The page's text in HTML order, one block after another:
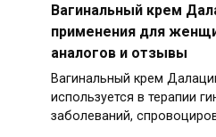
Вагинальный крем
применения для
аналогов и отзывы
Вагинальный крем
используется в терапии
заболеваний,